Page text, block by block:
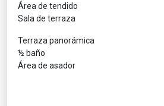
Área de tendido
Sala de terraza
Terraza panorámica
½ baño
Área de asador